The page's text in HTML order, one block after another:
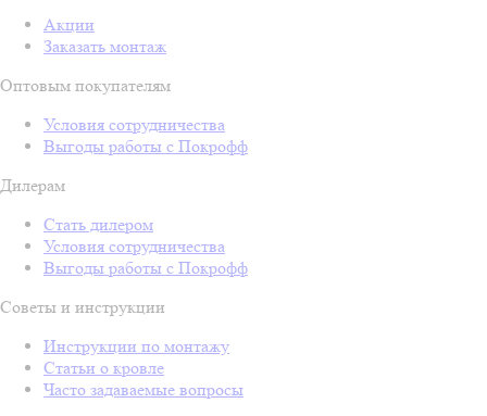
Акции
Заказать монтаж
Оптовым покупателям
Условия сотрудничества
Выгоды работы с Покрофф
Дилерам
Стать дилером
Условия сотрудничества
Выгоды работы с Покрофф
Советы и инструкции
Инструкции по монтажу
Статьи о кровле
Часто задаваемые вопросы